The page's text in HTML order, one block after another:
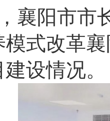
襄阳市市
式改革
设情况。